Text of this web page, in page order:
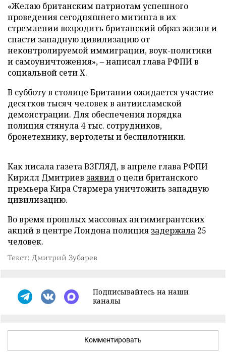
«Желаю британским патриотам успешного
проведения сегодняшнего митинга в их
стремлении возродить британский образ жизни и
спасти западную цивилизацию от
неконтролируемой иммиграции, воук-политики
и самоуничтожения», – написал глава РФПИ в
социальной сети X.
В субботу в столице Британии ожидается участие
десятков тысяч человек в антиисламской
демонстрации. Для обеспечения порядка
полиция стянула 4 тыс. сотрудников,
бронетехнику, вертолеты и беспилотники.
Как писала газета ВЗГЛЯД, в апреле глава РФПИ
Кирилл Дмитриев заявил о цели британского
премьера Кира Стармера уничтожить западную
цивилизацию.
Во время прошлых массовых антимигрантских
акций в центре Лондона полиция задержала 25
человек.
Текст: Дмитрий Зубарев
Подписывайтесь на наши
каналы
Комментировать